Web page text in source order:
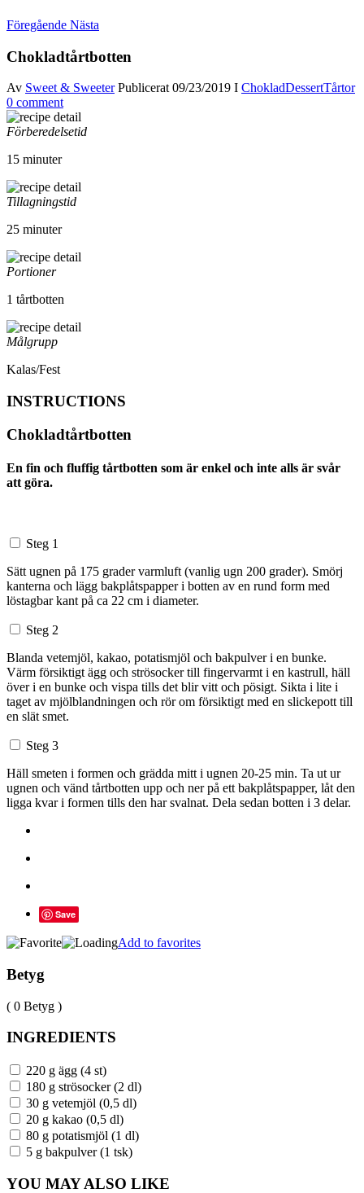
Föregående Nästa
Chokladtårtbotten
Av Sweet & Sweeter Publicerat 09/23/2019 I ChokladDessertTårtor
0 comment
Förberedelsetid
15 minuter
Tillagningstid
25 minuter
Portioner
1 tårtbotten
Målgrupp
Kalas/Fest
INSTRUCTIONS
Chokladtårtbotten
En fin och fluffig tårtbotten som är enkel och inte alls är svår
att göra.
Steg 1
Sätt ugnen på 175 grader varmluft (vanlig ugn 200 grader). Smörj
kanterna och lägg bakplåtspapper i botten av en rund form med
löstagbar kant på ca 22 cm i diameter.
Steg 2
Blanda vetemjöl, kakao, potatismjöl och bakpulver i en bunke.
Värm försiktigt ägg och strösocker till fingervarmt i en kastrull, häll
över i en bunke och vispa tills det blir vitt och pösigt. Sikta i lite i
taget av mjölblandningen och rör om försiktigt med en slickepott till
en slät smet.
Steg 3
Häll smeten i formen och grädda mitt i ugnen 20-25 min. Ta ut ur
ugnen och vänd tårtbotten upp och ner på ett bakplåtspapper, låt den
ligga kvar i formen tills den har svalnat. Dela sedan botten i 3 delar.
Save
Add to favorites
Betyg
( 0 Betyg )
INGREDIENTS
220 g ägg (4 st)
180 g strösocker (2 dl)
30 g vetemjöl (0,5 dl)
20 g kakao (0,5 dl)
80 g potatismjöl (1 dl)
5 g bakpulver (1 tsk)
YOU MAY ALSO LIKE